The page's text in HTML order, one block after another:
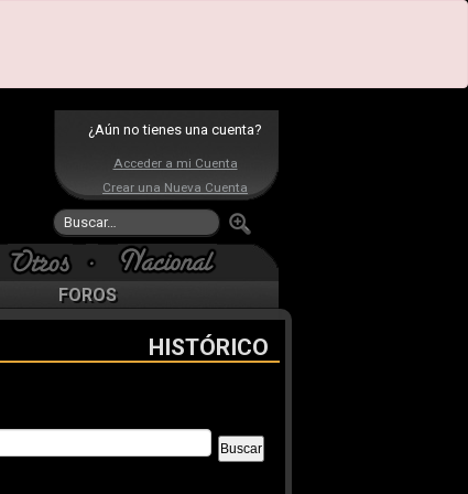
¿Aún no tienes una cuenta?
Acceder a mi Cuenta
Crear una Nueva Cuenta
FOROS
HISTÓRICO